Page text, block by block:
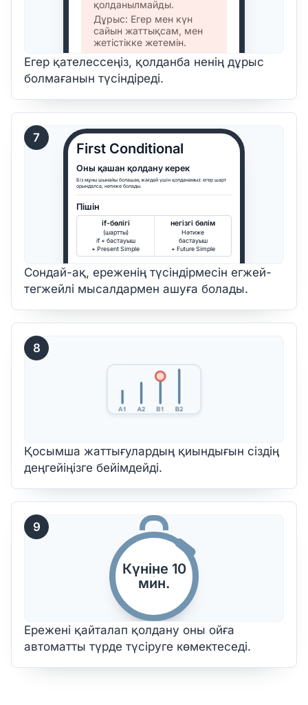
қолданылмайды.
Дұрыс: Егер мен күн
сайын жаттықсам, мен
жетістікке жетемін.
Егер қателессеңіз, қолданба ненің дұрыс
болмағанын түсіндіреді.
7
First Conditional
Оны қашан қолдану керек
Біз мұны шынайы болашақ жағдай үшін қолданамыз: егер шарт
орындалса, нәтиже болады.
Пішін
if-бөлігі
(шартты)
if + бастауыш
+ Present Simple
негізгі бөлім
Нәтиже
бастауыш
+ Future Simple
Сондай-ақ, ереженің түсіндірмесін егжей-
тегжейлі мысалдармен ашуға болады.
8
Қосымша жаттығулардың қиындығын сіздің
деңгейіңізге бейімдейді.
9
Күніне 10
мин.
Ережені қайталап қолдану оны ойға
автоматты түрде түсіруге көмектеседі.